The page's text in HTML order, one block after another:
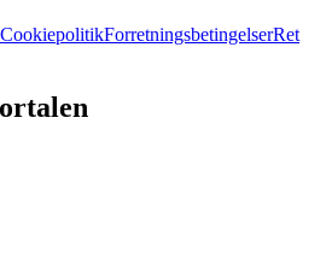
ForretningsbetingelserRet